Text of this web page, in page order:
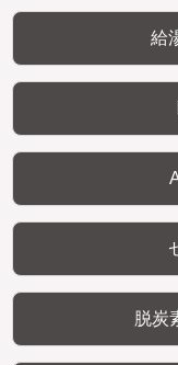
給
脱炭